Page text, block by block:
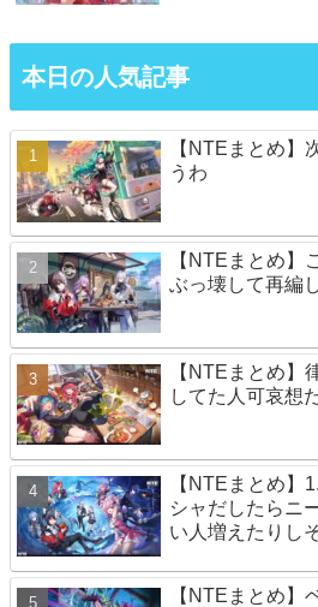
本日の人気記事
【NTEまとめ】
うわ
【NTEまとめ】
ぶっ壊して再編
【NTEまとめ】
してた人可哀想
【NTEまとめ】
シャだしたらニ
い人増えたりし
【NTEまとめ】